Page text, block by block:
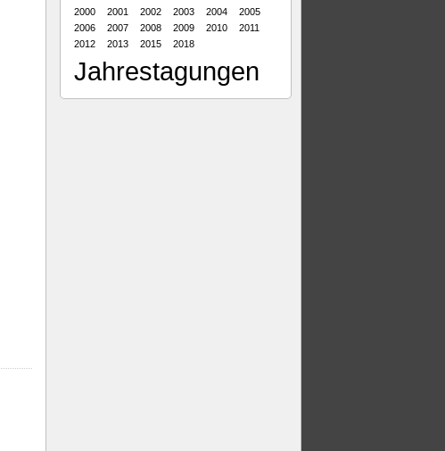
2000 2001 2002 2003 2004
2005
2006
2007 2008 2009 2010
2011
2012
2013 2015 2018
Jahrestagungen